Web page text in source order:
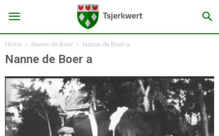
Home Nanne de Boer Nanne de Boer a
Nanne de Boer a